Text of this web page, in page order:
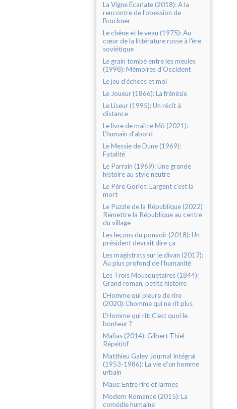
La Vigne Écarlate (2018): A la
rencontre de l'obession de
Bruckner
Le chêne et le veau (1975): Au
cœur de la littérature russe à l'ère
soviétique
Le grain tombé entre les meules
(1998): Mémoires d'Occident
Le jeu d’échecs et moi
Le Joueur (1866): La frénésie
Le Liseur (1995): Un récit à
distance
Le livre de maître Mô (2021):
L’humain d’abord
Le Messie de Dune (1969):
Fatalité
Le Parrain (1969): Une grande
histoire au style neutre
Le Père Goriot: L'argent c'est la
mort
Le Puzzle de la République (2022)
Remettre la République au centre
du village
Les leçons du pouvoir (2018): Un
président devrait dire ça
Les magistrats sur le divan (2017):
Au plus profond de l'humanité
Les Trois Mousquetaires (1844):
Grand roman, petite histoire
L'Homme qui pleure de rire
(2020): L’homme qui ne rit plus
L'Homme qui rit: C'est quoi le
bonheur ?
Mafias (2014): Gilbert Thiel
Répétitif
Matthieu Galey Journal Intégral
(1953-1986): La vie d’un homme
urbain
Maus: Entre rire et larmes
Modern Romance (2015): La
comédie humaine